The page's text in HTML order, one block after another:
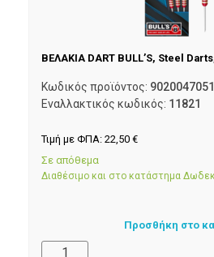
ΒΕΛΑΚΙΑ DART BULL’S, Steel
Κωδικός προϊόντος: 9020047051
Εναλλακτικός κωδικός: 11821
Τιμή με ΦΠΑ: 22,50 €
Σε απόθεμα
Διαθέσιμο και στο κατάστημα
Προσθήκη στο